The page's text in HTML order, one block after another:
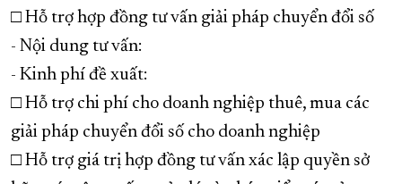
□ Hỗ trợ hợp đồng tư vấn giải pháp chuyển đổi số
- Nội dung tư vấn:
- Kinh phí đề xuất:
□ Hỗ trợ chi phí cho doanh nghiệp thuê, mua các
giải pháp chuyển đổi số cho doanh nghiệp
□ Hỗ trợ giá trị hợp đồng tư vấn xác lập quyền sở